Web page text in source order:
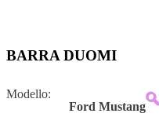
BARRA DUOMI
Modello:
Ford Mustang